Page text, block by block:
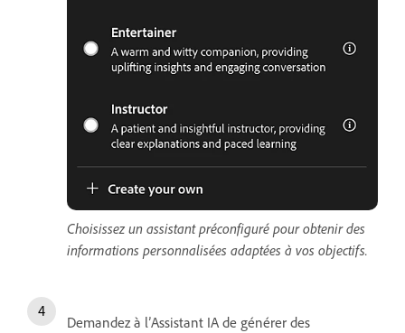
Choisissez un assistant préconfiguré pour obtenir des
informations personnalisées adaptées à vos objectifs.
Demandez à l’Assistant IA de générer des